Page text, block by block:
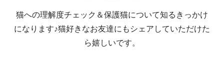
猫への理解度チェック＆保護猫について知るきっかけ
になります♪猫好きなお友達にもシェアしていただけた
ら嬉しいです。